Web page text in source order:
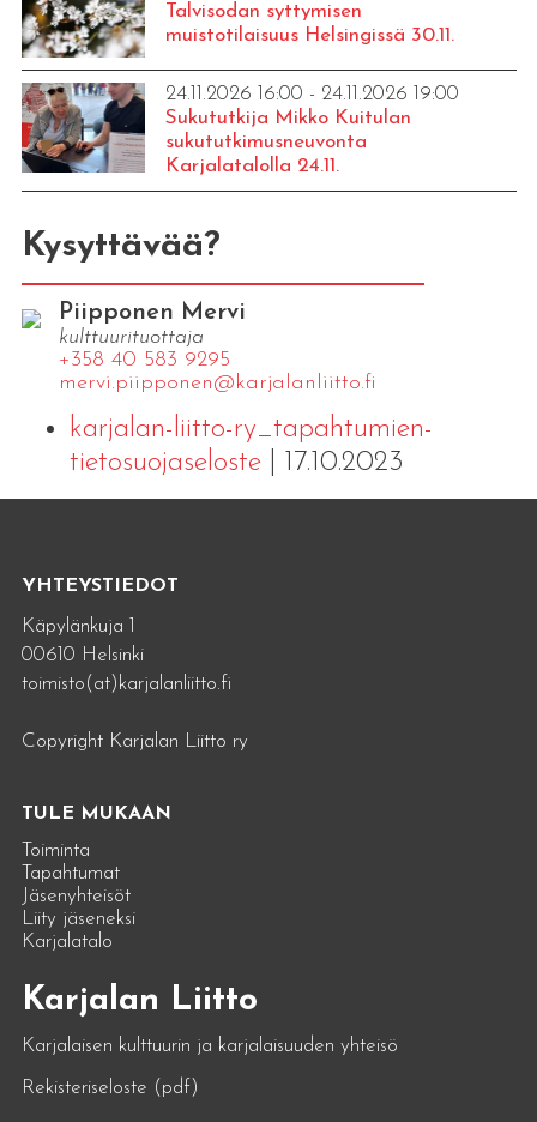
Talvisodan syttymisen
muistotilaisuus Helsingissä 30.11.
24.11.2026 16:00 - 24.11.2026 19:00
Sukututkija Mikko Kuitulan
sukututkimusneuvonta
Karjalatalolla 24.11.
Kysyttävää?
Piipponen Mervi
kulttuurituottaja
+358 40 583 9295
mervi.​piipponen@​kar​jala​nlii​tto.​fi
karjalan-liitto-ry_tapahtumien-
tietosuojaseloste| 17.10.2023
YHTEYSTIEDOT
Käpylänkuja 1
00610 Helsinki
toimisto(at)karjalanliitto.fi
Copyright Karjalan Liitto ry
TULE MUKAAN
Toiminta
Tapahtumat
Jäsenyhteisöt
Liity jäseneksi
Karjalatalo
Karjalan Liitto
Karjalaisen kulttuurin ja karjalaisuuden yhteisö
Rekisteriseloste (pdf)